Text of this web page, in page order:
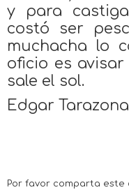
y para
costó ser
muchacha lo
oficio es
sale el sol.
Edgar
Por favor comparta este